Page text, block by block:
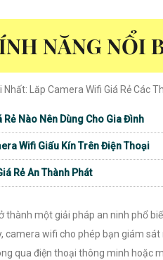
NĂNG NỔI
Lăp Camera Wifi Giá Rẻ Các
Rẻ Nào Nên Dùng Cho Gia Đình
Wifi Giấu Kín Trên Điện Thoại
Rẻ An Thành Phát
một giải pháp an ninh phổ
camera wifi cho phép bạn giám
qua điện thoại thông minh hoặc